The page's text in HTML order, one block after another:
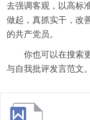
去强调客观，以高标
做起，真抓实干，改
的共产党员。
你也可以在搜索
与自我批评发言范文。